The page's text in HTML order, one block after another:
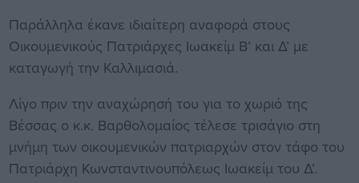
Παράλληλα έκανε ιδιαίτερη αναφορά στους
Οικουμενικούς Πατριάρχες Ιωακείμ Β’ και Δ’ με
καταγωγή την Καλλιμασιά.
Λίγο πριν την αναχώρησή του για το χωριό της
Βέσσας ο κ.κ. Βαρθολομαίος τέλεσε τρισάγιο στη
μνήμη των οικουμενικών πατριαρχών στον τάφο του
Πατριάρχη Κωνσταντινουπόλεως Ιωακείμ του Δ’.